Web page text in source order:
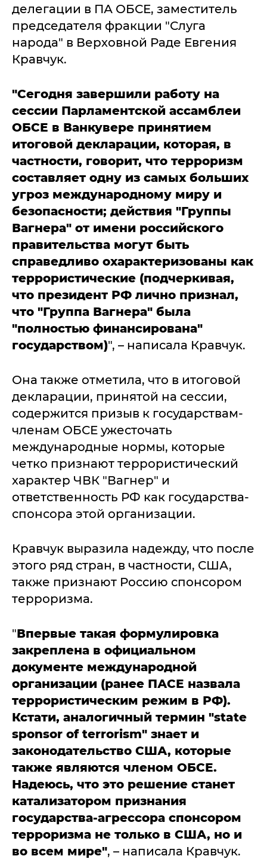
делегации в ПА ОБСЕ, заместитель
председателя фракции "Слуга
народа" в Верховной Раде Евгения
Кравчук.
"Сегодня завершили работу на
сессии Парламентской ассамблеи
ОБСЕ в Ванкувере принятием
итоговой декларации, которая, в
частности, говорит, что терроризм
составляет одну из самых больших
угроз международному миру и
безопасности; действия "Группы
Вагнера" от имени российского
правительства могут быть
справедливо охарактеризованы как
террористические (подчеркивая,
что президент РФ лично признал,
что "Группа Вагнера" была
"полностью финансирована"
государством)", – написала Кравчук.
Она также отметила, что в итоговой
декларации, принятой на сессии,
содержится призыв к государствам-
членам ОБСЕ ужесточать
международные нормы, которые
четко признают террористический
характер ЧВК "Вагнер" и
ответственность РФ как государства-
спонсора этой организации.
Кравчук выразила надежду, что после
этого ряд стран, в частности, США,
также признают Россию спонсором
терроризма.
"Впервые такая формулировка
закреплена в официальном
документе международной
организации (ранее ПАСЕ назвала
террористическим режим в РФ).
Кстати, аналогичный термин "state
sponsor of terrorism" знает и
законодательство США, которые
также являются членом ОБСЕ.
Надеюсь, что это решение станет
катализатором признания
государства-агрессора спонсором
терроризма не только в США, но и
во всем мире", – написала Кравчук.